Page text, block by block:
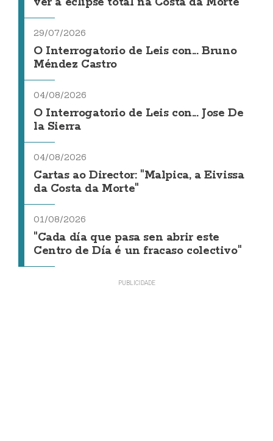
29/07/2026
O Interrogatorio de Leis con... Bruno
Méndez Castro
04/08/2026
O Interrogatorio de Leis con... Jose De
la Sierra
04/08/2026
Cartas ao Director: "Malpica, a Eivissa
da Costa da Morte"
01/08/2026
"Cada día que pasa sen abrir este
Centro de Día é un fracaso colectivo"